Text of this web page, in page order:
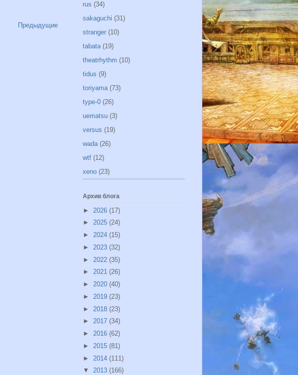
Предыдущие
rus (34)
sakaguchi (31)
stranger (10)
tabata (19)
theatrhythm (10)
tidus (9)
toriyama (73)
type-0 (26)
uematsu (3)
versus (19)
wada (26)
wtf (12)
xeno (23)
Архив блога
► 2026 (17)
► 2025 (24)
► 2024 (15)
► 2023 (32)
► 2022 (35)
► 2021 (26)
► 2020 (40)
► 2019 (23)
► 2018 (23)
► 2017 (34)
► 2016 (62)
► 2015 (81)
► 2014 (111)
▼ 2013 (166)